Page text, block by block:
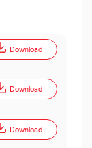
Download
Download
Download